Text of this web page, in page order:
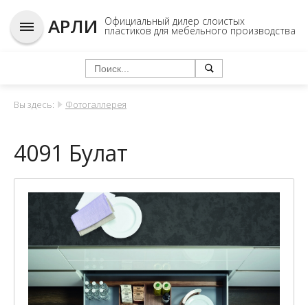
АРЛИ Официальный дилер слоистых
пластиков для мебельного производства
Вы здесь: Фотогаллерея
4091 Булат